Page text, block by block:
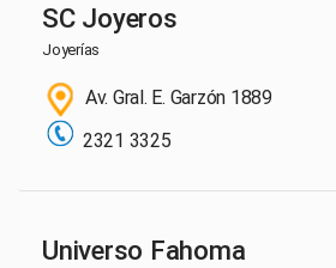
SC Joyeros
Joyerías
Av. Gral. E. Garzón 1889
2321 3325
Universo Fahoma